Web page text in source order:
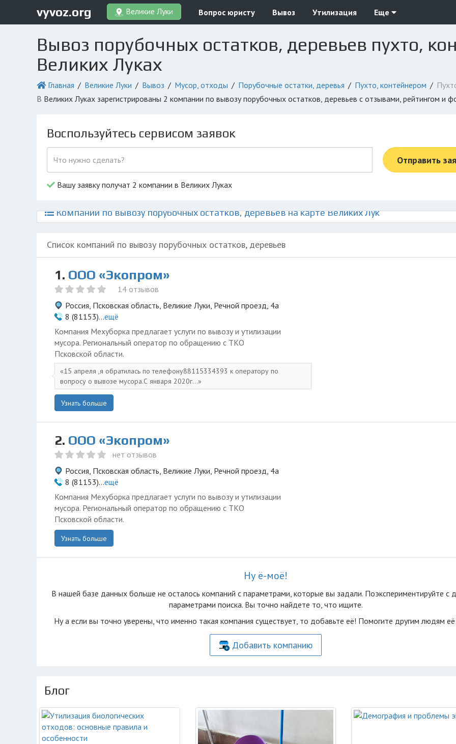
vyvoz.org Великие Луки Вопрос юристу Вывоз Утилизация Еще
Вывоз порубочных остатков, деревьев пухто,
Великих Луках
Главная Великие Луки Вывоз Мусор, отходы Порубочные остатки, деревья Пухто, контейнером
в Великих Луках зарегистрированы 2 компании по вывозу порубочных остатков, деревьев с отзывами, рейтингом и
Воспользуйтесь сервисом заявок
Отправить
Вашу заявку получат 2 компании в Великих Луках
Компании по вывозу порубочных остатков, деревьев на карте Великих Лук
Список компаний по вывозу порубочных остатков, деревьев
1. ООО «Экопром»
14 отзывов
Россия, Псковская область, Великие Луки, Речной проезд, 4а
8 (81153)...ещё
Компания Мехуборка предлагает услуги по вывозу и утилизации
мусора. Региональный оператор по обращению с ТКО
Псковской области.
15 апреля ,я обратилась по телефону88115334393 к оператору по
вопросу о вывозе мусора.С января 2020г...
Узнать больше
2. ООО «Экопром»
нет отзывов
Россия, Псковская область, Великие Луки, Речной проезд, 4а
8 (81153)...ещё
Компания Мехуборка предлагает услуги по вывозу и утилизации
мусора. Региональный оператор по обращению с ТКО
Псковской области.
Узнать больше
Ну ё-моё!
В нашей базе данных больше не осталоcь компаний с параметрами, которые вы задали. Поэкспериментируйте с
параметрами поиска. Вы точно найдете то, что ищите.
Ну а если вы точно уверены, что именно такая компания существует, то добавьте её! Помогите другим людям
Добавить компанию
Блог